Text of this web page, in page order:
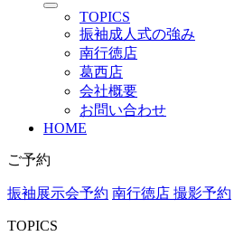
TOPICS
振袖成人式の強み
南行徳店
葛西店
会社概要
お問い合わせ
HOME
ご予約
振袖展示会予約 南行徳店 撮影予約
TOPICS